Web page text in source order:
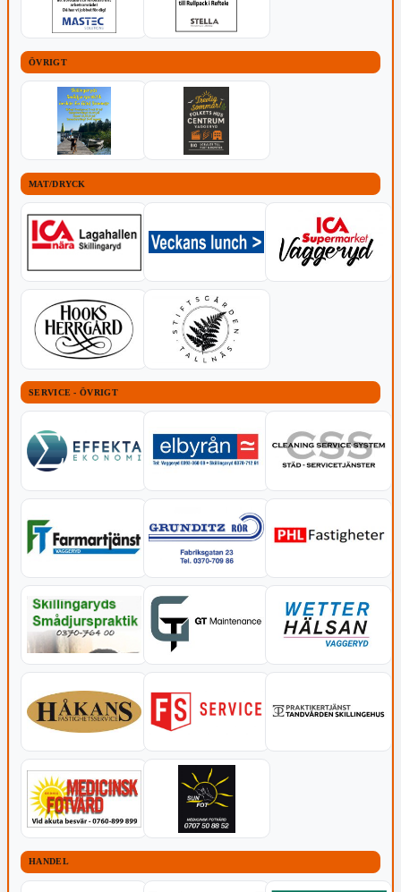
ÖVRIGT
MAT/DRYCK
SERVICE - ÖVRIGT
HANDEL